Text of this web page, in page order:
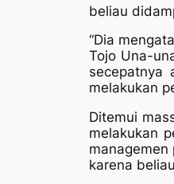
beliau
“Dia
Tojo Una-
secepatnya
melakukan
Ditemui
melakukan
karena